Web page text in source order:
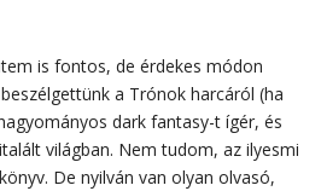
is fontos, de érdekes módon
a Trónok harcáról (ha
dark fantasy-t ígér, és
világban. Nem tudom, az ilyesmi
De nyilván van olyan olvasó,